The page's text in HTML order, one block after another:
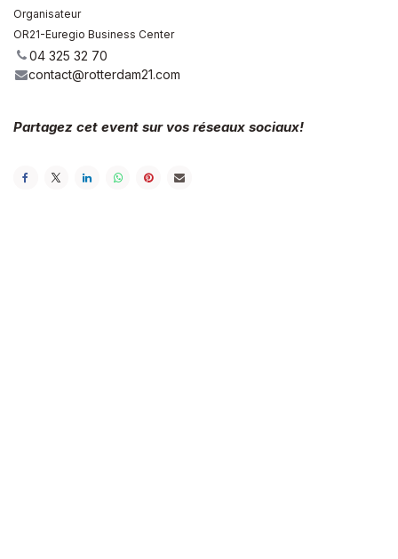
Organisateur
OR21-Euregio Business Center
04 325 32 70
contact@rotterdam21.com
Partagez cet event sur vos réseaux sociaux!